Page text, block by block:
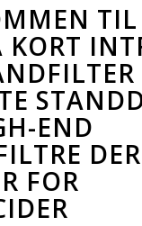
TIL
KORT
END
DER
FOR